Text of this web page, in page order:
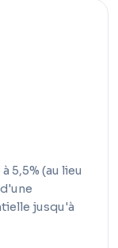
5,5% (au lieu
jusqu'à